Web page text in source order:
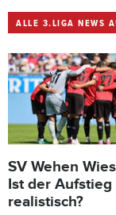
ALLE 3.LIGA NEWS
SV Wehen
Ist der Aufstieg
realistisch?